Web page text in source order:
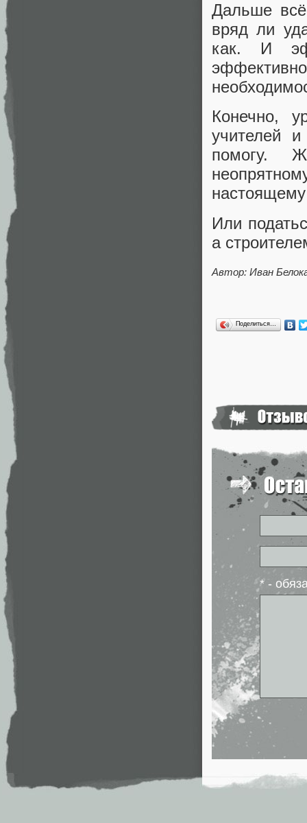
Дальше
вряд ли
как. И
Конечно,
учителей
помогу.
Или
а
Автор: Иван
Поделиться…
* -